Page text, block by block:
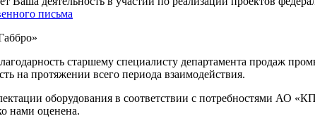
письма
старшему специалисту департамента продаж
на протяжении всего периода взаимодействия.
оборудования в соответствии с потребностями АО
нами оценена.